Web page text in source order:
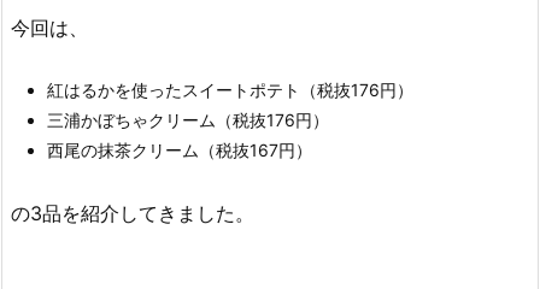
今回は、
紅はるかを使ったスイートポテト（税抜176円）
三浦かぼちゃクリーム（税抜176円）
西尾の抹茶クリーム（税抜167円）
の3品を紹介してきました。